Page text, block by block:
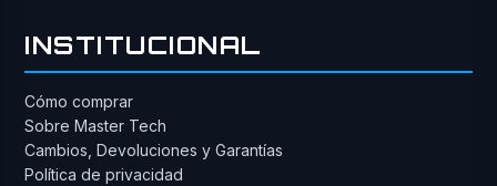
INSTITUCIONAL
Cómo comprar
Sobre Master Tech
Cambios, Devoluciones y Garantías
Política de privacidad